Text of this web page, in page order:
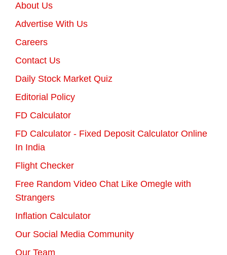
About Us
Advertise With Us
Careers
Contact Us
Daily Stock Market Quiz
Editorial Policy
FD Calculator
FD Calculator - Fixed Deposit Calculator Online
In India
Flight Checker
Free Random Video Chat Like Omegle with
Strangers
Inflation Calculator
Our Social Media Community
Our Team